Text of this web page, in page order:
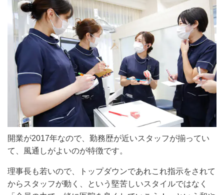
開業が2017年なので、勤務歴が近いスタッフが揃ってい
て、風通しがよいのが特徴です。
理事長も若いので、トップダウンであれこれ指示をされて
からスタッフが動く、という堅苦しいスタイルではなく